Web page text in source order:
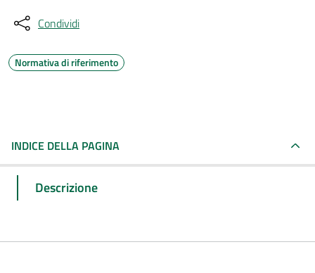
Condividi
Normativa di riferimento
INDICE DELLA PAGINA
Descrizione